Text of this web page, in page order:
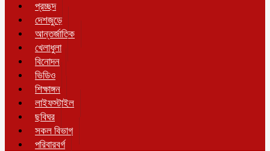
প্রচ্ছদ
দেশজুড়ে
আন্তর্জাতিক
খেলাধুলা
বিনোদন
ভিডিও
শিক্ষাঙ্গন
লাইফস্টাইল
ছবিঘর
সকল বিভাগ
পরিবারবর্গ